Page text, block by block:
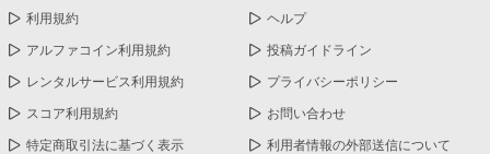
利用規約 ヘルプ
アルファコイン利用規約 投稿ガイドライン
レンタルサービス利用規約 プライバシーポリシー
スコア利用規約 お問い合わせ
特定商取引法に基づく表示 利用者情報の外部送信について